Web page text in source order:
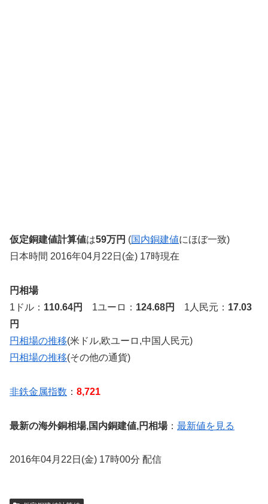
仮定銅建値計算値は59万円 (国内銅建値にほぼ一致)
日本時間 2016年04月22日(金) 17時現在
円相場
1ドル： 110.64円 1ユーロ： 124.68円 1人民元： 17.03
円
円相場の推移(米ドル,欧ユーロ,中国人民元)
円相場の推移(その他の通貨)
非鉄金属指数 ： 8,721
最新の海外銅相場,国内銅建値,円相場： 最新値を見る
2016年04月22日(金) 17時00分 配信